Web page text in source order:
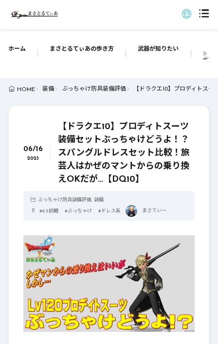
ホーム まさとるてぃあの歩き方 武器が知りたい
ぶっ
HOME 装備 ぶっちゃけ防具装備評価 【ドラクエ10】プロディトス
06/16
2023
【ドラクエ10】プロディトスーツ
装備セットぶっちゃけどうよ！？
スパングルドレスセット比較！旅
芸人はかぜのマントからの乗り換
えOKだが…【DQ10】
ぶっちゃけ防具装備評価, 装備
#6.5前期 #ぶっちゃけ # ドレス系 まさてぃー